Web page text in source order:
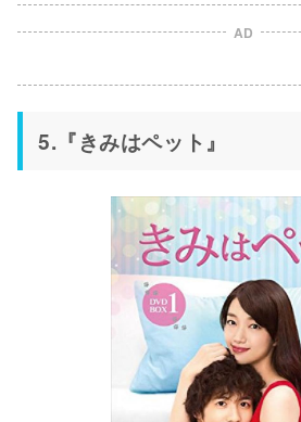
AD
5.『きみはペット』